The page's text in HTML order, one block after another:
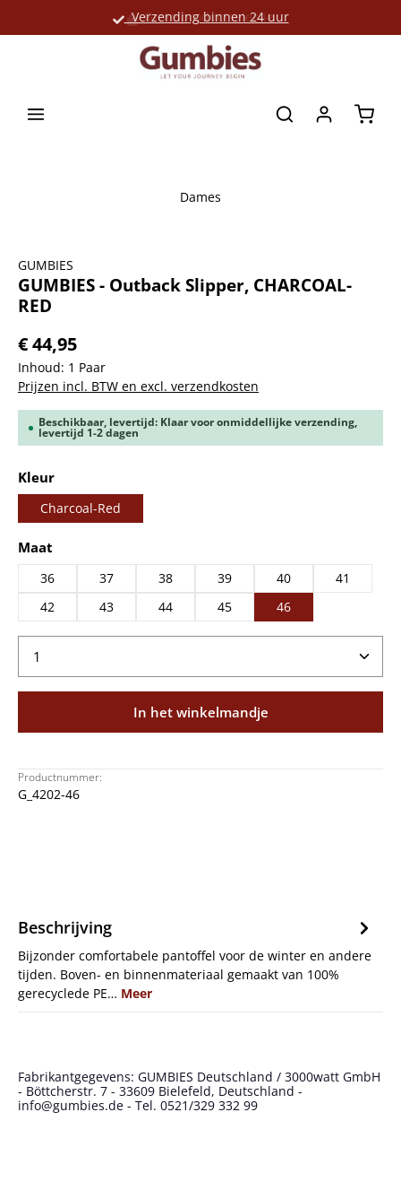
Verzending binnen 24 uur
Grote productselectie
Dames
GUMBIES
GUMBIES - Outback Slipper, CHARCOAL-
RED
€ 44,95
Inhoud: 1 Paar
Prijzen incl. BTW en excl. verzendkosten
Beschikbaar, levertijd: Klaar voor onmiddellijke verzending,
levertijd 1-2 dagen
Selecteer
Kleur
Charcoal-Red
Selecteer
Maat
36 37 38 39 40
41
42
43 44 45 46
Producthoeveelheid: Voer de gewenste
In het winkelmandje
Productnummer:
G_4202-46
Beschrijving
Bijzonder comfortabele pantoffel voor de winter en andere
tijden. Boven- en binnenmateriaal gemaakt van 100%
gerecyclede PE… Meer
Fabrikantgegevens: GUMBIES Deutschland / 3000watt GmbH
- Böttcherstr. 7 - 33609 Bielefeld, Deutschland -
info@gumbies.de - Tel. 0521/329 332 99